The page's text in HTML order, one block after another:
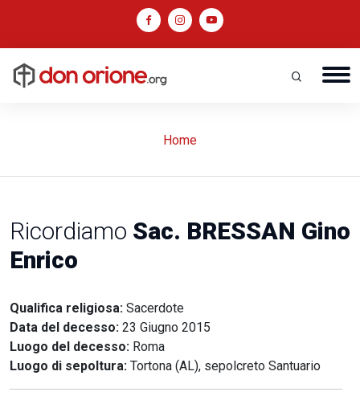
Home
Ricordiamo Sac. BRESSAN Gino
Enrico
Qualifica religiosa: Sacerdote
Data del decesso: 23 Giugno 2015
Luogo del decesso: Roma
Luogo di sepoltura: Tortona (AL), sepolcreto Santuario